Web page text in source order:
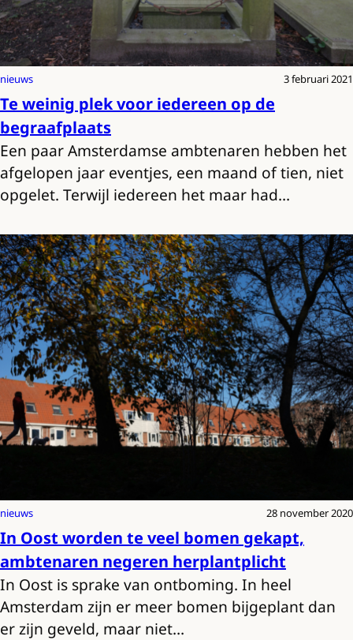
nieuws 3 februari 2021
Te weinig plek voor iedereen op de
begraafplaats
Een paar Amsterdamse ambtenaren hebben het
afgelopen jaar eventjes, een maand of tien, niet
opgelet. Terwijl iedereen het maar had…
nieuws 28 november 2020
In Oost worden te veel bomen gekapt,
ambtenaren negeren herplantplicht
In Oost is sprake van ontboming. In heel
Amsterdam zijn er meer bomen bijgeplant dan
er zijn geveld, maar niet…